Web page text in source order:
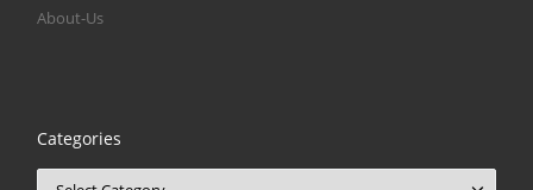
About-Us
Categories